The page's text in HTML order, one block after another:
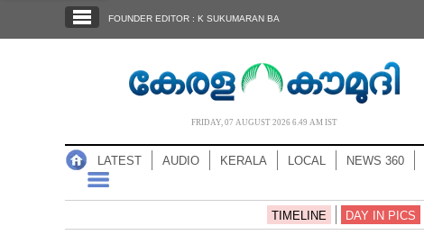
NOTIFIED NEWS
FOUNDER EDITOR : K SUKUMARAN BA
FRIDAY, 07 AUGUST 2026 6.49 AM IST
LATEST AUDIO KERALA LOCAL NEWS 360
TIMELINE DAY IN PICS